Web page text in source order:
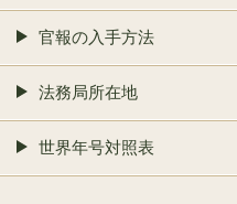
官報の入手方法
法務局所在地
世界年号対照表